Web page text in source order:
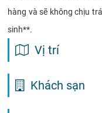
hàng và sẽ không chịu
sinh**.
Vị trí
Khách sạn